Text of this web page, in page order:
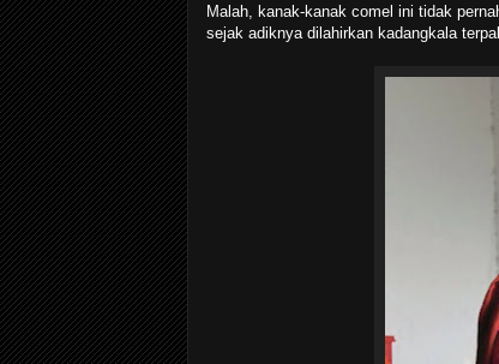
Malah, kanak-kanak comel ini tidak
sejak adiknya dilahirkan kadangkala